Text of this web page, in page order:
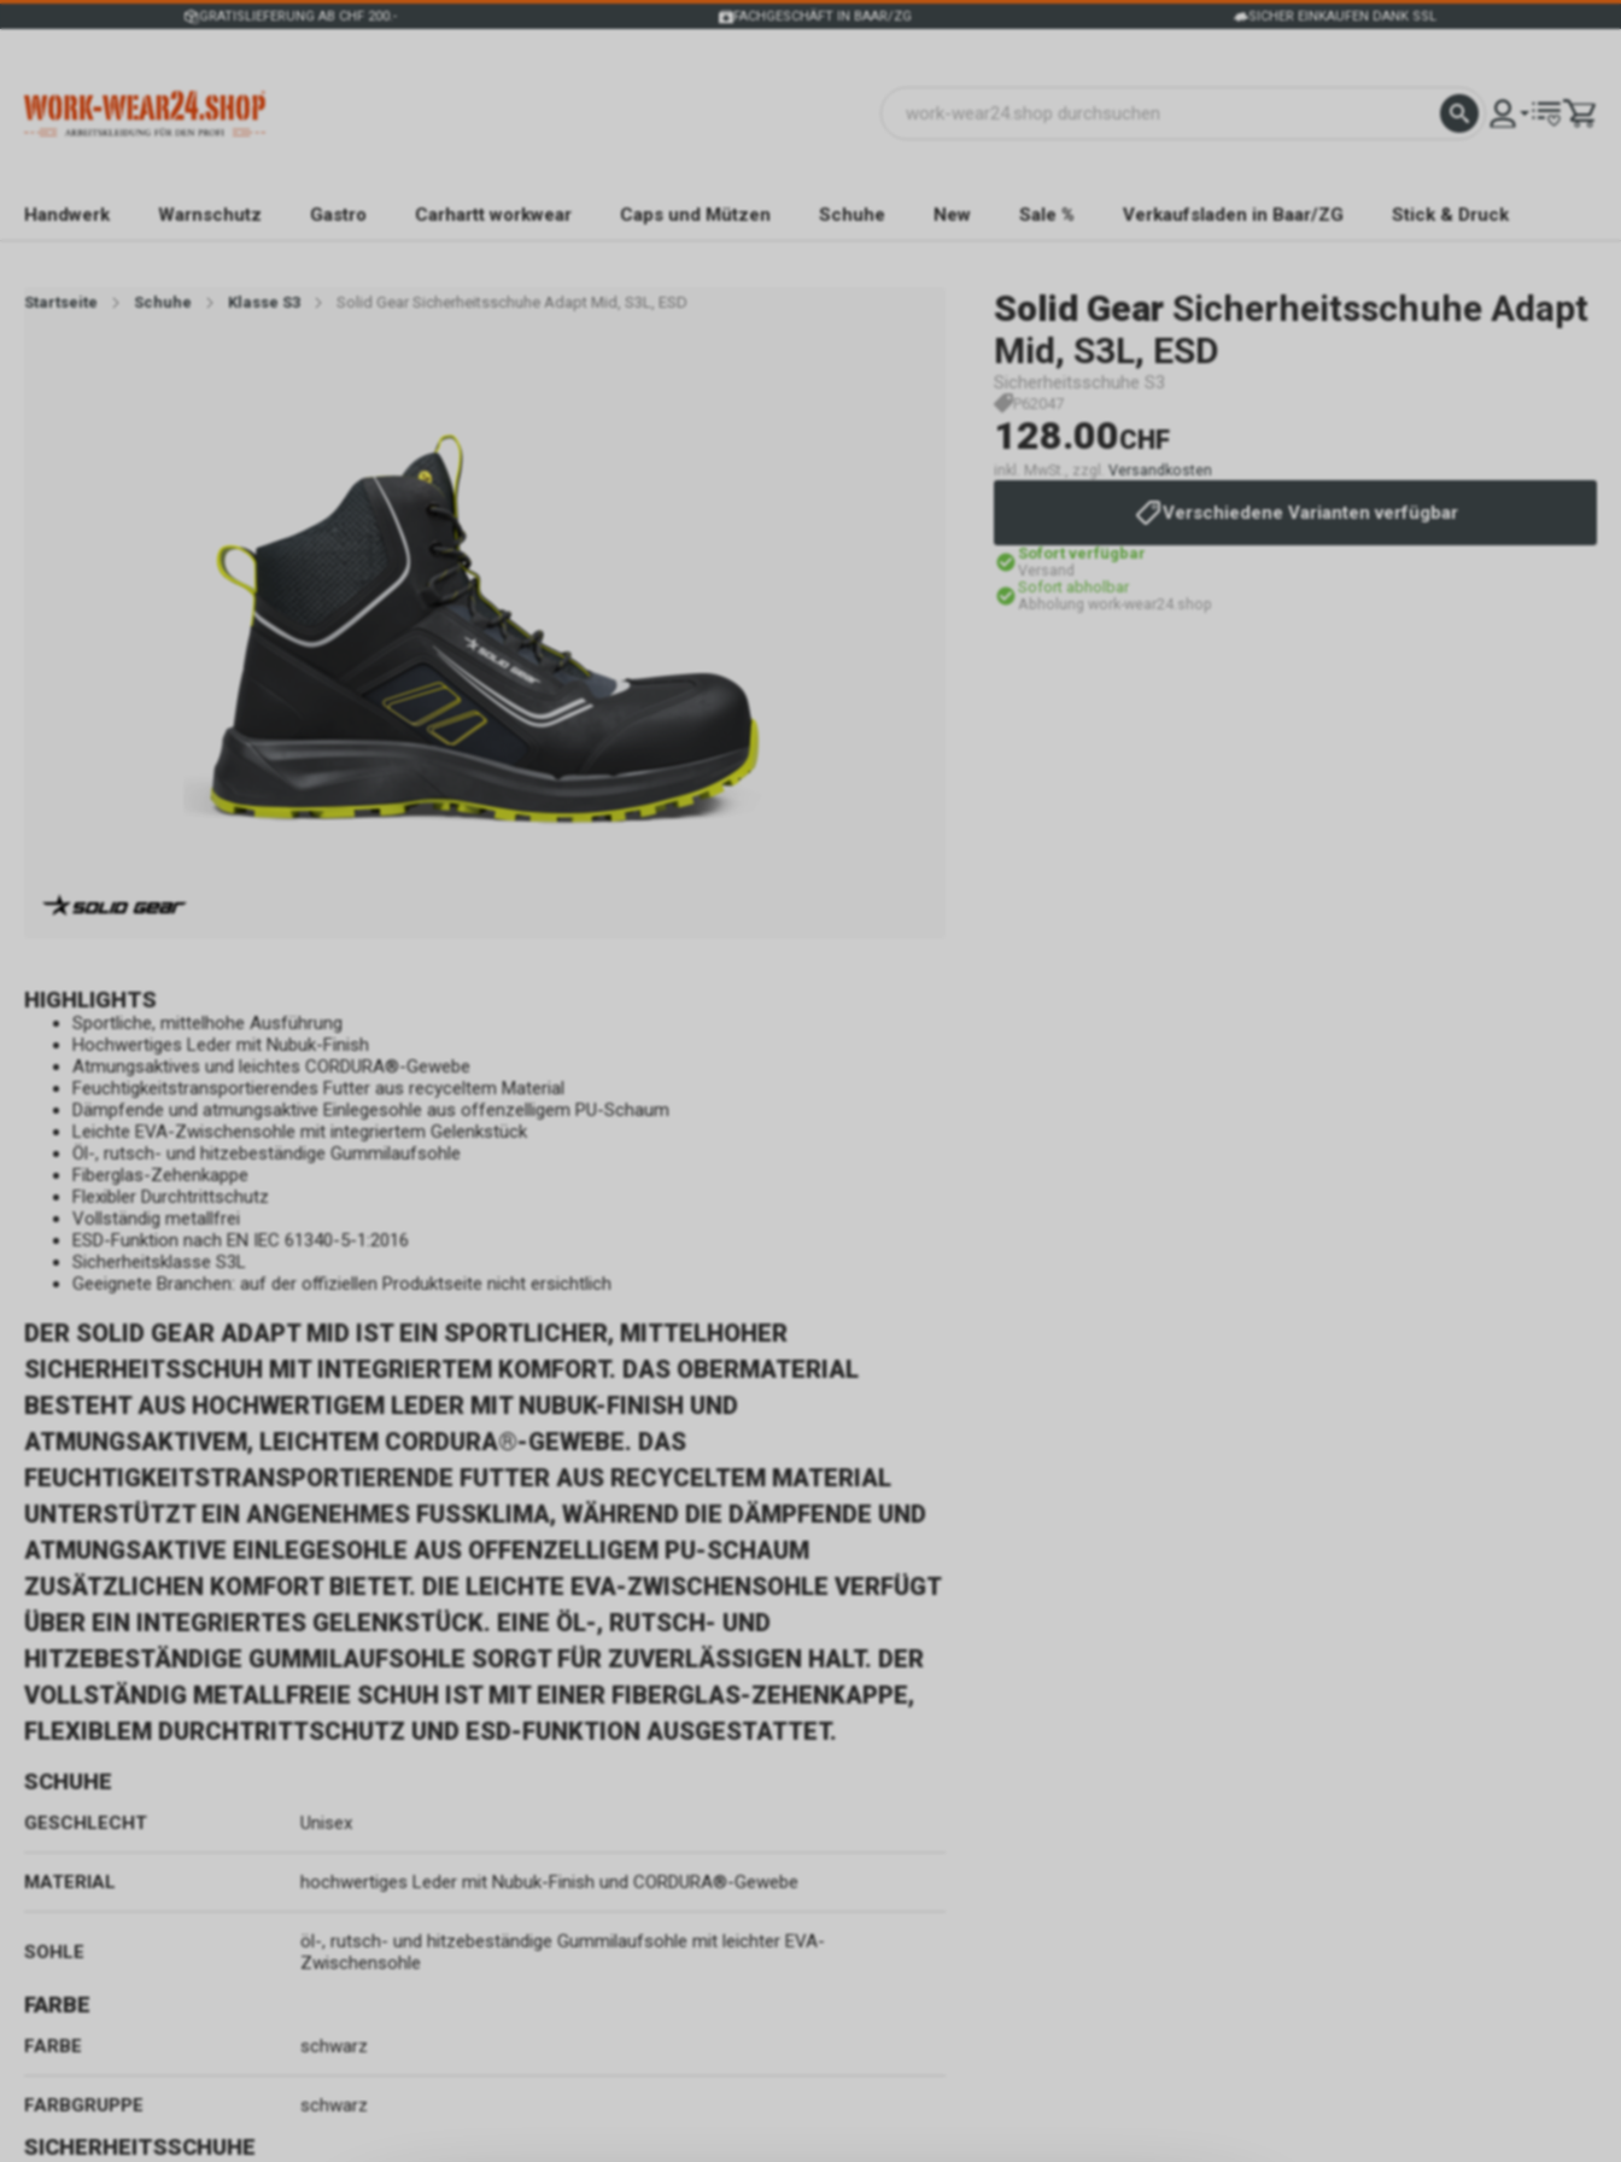
GRATISLIEFERUNG AB CHF 200.- FACHGESCHÄFT IN BAAR/ZG SICHER EINKAUFEN DANK SSL
Handwerk Warnschutz Gastro Carhartt workwear Caps und Mützen Schuhe New Sale % Verkaufsladen in Baar/ZG Stick & Druck
Startseite Schuhe Klasse S3 Solid Gear Sicherheitsschuhe Adapt Mid, S3L, ESD Solid Gear Sicherheitsschuhe Adapt
Mid, S3L, ESD
Sicherheitsschuhe S3
P62047
128.00CHF
inkl. MwSt., zzgl. Versandkosten
Verschiedene Varianten verfügbar
Sofort verfügbar
Versand
Sofort abholbar
Abholung work-wear24.shop
HIGHLIGHTS
Sportliche, mittelhohe Ausführung
Hochwertiges Leder mit Nubuk-Finish
Atmungsaktives und leichtes CORDURA®-Gewebe
Feuchtigkeitstransportierendes Futter aus recyceltem Material
Dämpfende und atmungsaktive Einlegesohle aus offenzelligem PU-Schaum
Leichte EVA-Zwischensohle mit integriertem Gelenkstück
Öl-, rutsch- und hitzebeständige Gummilaufsohle
Fiberglas-Zehenkappe
Flexibler Durchtrittschutz
Vollständig metallfrei
ESD-Funktion nach EN IEC 61340-5-1:2016
Sicherheitsklasse S3L
Geeignete Branchen: auf der offiziellen Produktseite nicht ersichtlich
DER SOLID GEAR ADAPT MID IST EIN SPORTLICHER, MITTELHOHER
SICHERHEITSSCHUH MIT INTEGRIERTEM KOMFORT. DAS OBERMATERIAL
BESTEHT AUS HOCHWERTIGEM LEDER MIT NUBUK-FINISH UND
ATMUNGSAKTIVEM, LEICHTEM CORDURA®-GEWEBE. DAS
FEUCHTIGKEITSTRANSPORTIERENDE FUTTER AUS RECYCELTEM MATERIAL
UNTERSTÜTZT EIN ANGENEHMES FUSSKLIMA, WÄHREND DIE DÄMPFENDE UND
ATMUNGSAKTIVE EINLEGESOHLE AUS OFFENZELLIGEM PU-SCHAUM
ZUSÄTZLICHEN KOMFORT BIETET. DIE LEICHTE EVA-ZWISCHENSOHLE VERFÜGT
ÜBER EIN INTEGRIERTES GELENKSTÜCK. EINE ÖL-, RUTSCH- UND
HITZEBESTÄNDIGE GUMMILAUFSOHLE SORGT FÜR ZUVERLÄSSIGEN HALT. DER
VOLLSTÄNDIG METALLFREIE SCHUH IST MIT EINER FIBERGLAS-ZEHENKAPPE,
FLEXIBLEM DURCHTRITTSCHUTZ UND ESD-FUNKTION AUSGESTATTET.
SCHUHE
GESCHLECHT Unisex
MATERIAL hochwertiges Leder mit Nubuk-Finish und CORDURA®-Gewebe
SOHLE
öl-, rutsch- und hitzebeständige Gummilaufsohle mit leichter EVA-
Zwischensohle
FARBE
FARBE schwarz
FARBGRUPPE schwarz
SICHERHEITSSCHUHE